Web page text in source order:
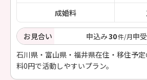
成婚料
お見合い 申込み30件/月申
石川県・富山県・福井県在住・移住予
料0円で活動しやすいプラン。